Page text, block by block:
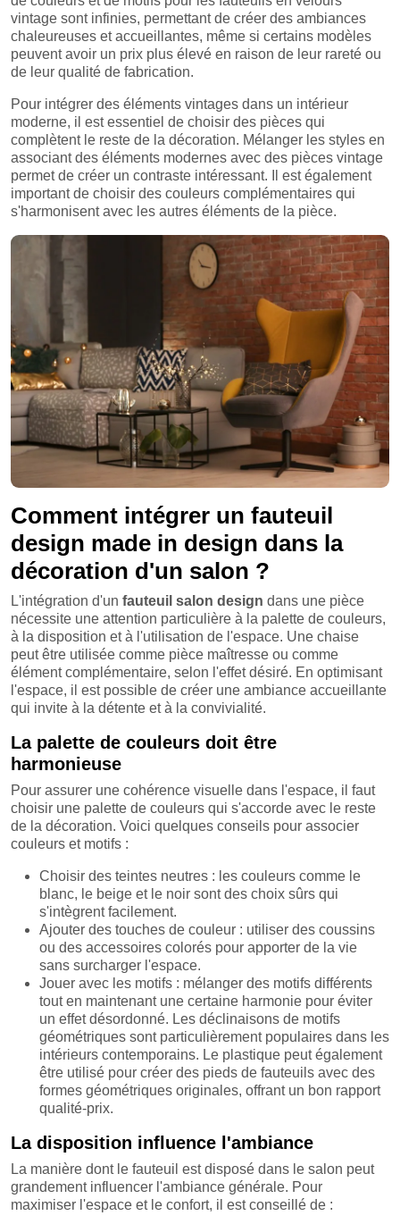
vintage sont infinies, permettant de créer des ambiances
chaleureuses et accueillantes, même si certains modèles
peuvent avoir un prix plus élevé en raison de leur rareté ou
de leur qualité de fabrication.
Pour intégrer des éléments vintages dans un intérieur
moderne, il est essentiel de choisir des pièces qui
complètent le reste de la décoration. Mélanger les styles en
associant des éléments modernes avec des pièces vintage
permet de créer un contraste intéressant. Il est également
important de choisir des couleurs complémentaires qui
s'harmonisent avec les autres éléments de la pièce.
Comment intégrer un fauteuil
design made in design dans la
décoration d'un salon ?
L'intégration d'un fauteuil salon design dans une pièce
nécessite une attention particulière à la palette de couleurs,
à la disposition et à l'utilisation de l'espace. Une chaise
peut être utilisée comme pièce maîtresse ou comme
élément complémentaire, selon l'effet désiré. En optimisant
l'espace, il est possible de créer une ambiance accueillante
qui invite à la détente et à la convivialité.
La palette de couleurs doit être
harmonieuse
Pour assurer une cohérence visuelle dans l'espace, il faut
choisir une palette de couleurs qui s'accorde avec le reste
de la décoration. Voici quelques conseils pour associer
couleurs et motifs :
Choisir des teintes neutres : les couleurs comme le
blanc, le beige et le noir sont des choix sûrs qui
s'intègrent facilement.
Ajouter des touches de couleur : utiliser des coussins
ou des accessoires colorés pour apporter de la vie
sans surcharger l'espace.
Jouer avec les motifs : mélanger des motifs différents
tout en maintenant une certaine harmonie pour éviter
un effet désordonné. Les déclinaisons de motifs
géométriques sont particulièrement populaires dans les
intérieurs contemporains. Le plastique peut également
être utilisé pour créer des pieds de fauteuils avec des
formes géométriques originales, offrant un bon rapport
qualité-prix.
La disposition influence l'ambiance
La manière dont le fauteuil est disposé dans le salon peut
grandement influencer l'ambiance générale. Pour
maximiser l'espace et le confort, il est conseillé de :